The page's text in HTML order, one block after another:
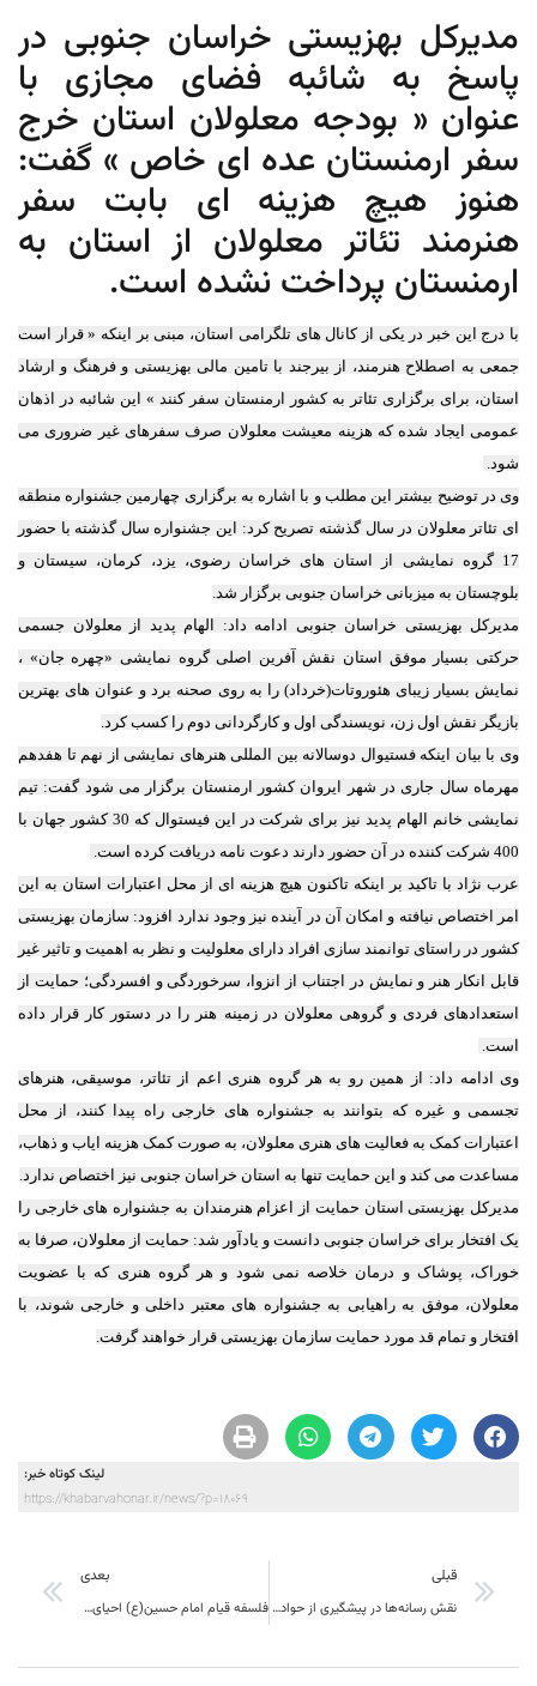
مدیرکل بهزیستی خراسان جنوبی در
پاسخ به شائبه فضای مجازی با
عنوان « بودجه معلولان استان خرج
سفر ارمنستان عده ای خاص » گفت:
هنوز هیچ هزینه ای بابت سفر
هنرمند تئاتر معلولان از استان به
ارمنستان پرداخت نشده است.
با درج این خبر در یکی از کانال های تلگرامی استان، مبنی بر اینکه « قرار است
جمعی به اصطلاح هنرمند، از بیرجند با تامین مالی بهزیستی و فرهنگ و ارشاد
استان، برای برگزاری تئاتر به کشور ارمنستان سفر کنند » این شائبه در اذهان
عمومی ایجاد شده که هزینه معیشت معلولان صرف سفرهای غیر ضروری می
شود.
وی در توضیح بیشتر این مطلب و با اشاره به برگزاری چهارمین جشنواره منطقه
ای تئاتر معلولان در سال گذشته تصریح کرد: این جشنواره سال گذشته با حضور
17 گروه نمایشی از استان های خراسان رضوی، یزد، کرمان، سیستان و
بلوچستان به میزبانی خراسان جنوبی برگزار شد.
مدیرکل بهزیستی خراسان جنوبی ادامه داد: الهام پدید از معلولان جسمی
حرکتی بسیار موفق استان نقش آفرین اصلی گروه نمایشی «چهره جان» ،
نمایش بسیار زیبای هئوروتات(خرداد) را به روی صحنه برد و عنوان های بهترین
بازیگر نقش اول زن، نویسندگی اول و کارگردانی دوم را کسب کرد.
وی با بیان اینکه فستیوال دوسالانه بین المللی هنرهای نمایشی از نهم تا هفدهم
مهرماه سال جاری در شهر ایروان کشور ارمنستان برگزار می شود گفت: تیم
نمایشی خانم الهام پدید نیز برای شرکت در این فیستوال که 30 کشور جهان با
400 شرکت کننده در آن حضور دارند دعوت نامه دریافت کرده است.
عرب نژاد با تاکید بر اینکه تاکنون هیچ هزینه ای از محل اعتبارات استان به این
امر اختصاص نیافته و امکان آن در آینده نیز وجود ندارد افزود: سازمان بهزیستی
کشور در راستای توانمند سازی افراد دارای معلولیت و نظر به اهمیت و تاثیر غیر
قابل انکار هنر و نمایش در اجتناب از انزوا، سرخوردگی و افسردگی؛ حمایت از
استعدادهای فردی و گروهی معلولان در زمینه هنر را در دستور کار قرار داده
است.
وی ادامه داد: از همین رو به هر گروه هنری اعم از تئاتر، موسیقی، هنرهای
تجسمی و غیره که بتوانند به جشنواره های خارجی راه پیدا کنند، از محل
اعتبارات کمک به فعالیت های هنری معلولان، به صورت کمک هزینه ایاب و ذهاب،
مساعدت می کند و این حمایت تنها به استان خراسان جنوبی نیز اختصاص ندارد.
مدیرکل بهزیستی استان حمایت از اعزام هنرمندان به جشنواره های خارجی را
یک افتخار برای خراسان جنوبی دانست و یادآور شد: حمایت از معلولان، صرفا به
خوراک، پوشاک و درمان خلاصه نمی شود و هر گروه هنری که با عضویت
معلولان، موفق به راهیابی به جشنواره های معتبر داخلی و خارجی شوند، با
افتخار و تمام قد مورد حمایت سازمان بهزیستی قرار خواهند گرفت.
لینک کوتاه خبر:
https://khabarvahonar.ir/news/?p=18069
قبلی
نقش رسانه‌ها در پیشگیری از حوادث و فرهنگ سازی انکارناپذیر است.
بعدی
فلسفه قیام امام حسین(ع) احیای امر به معروف و نهی از منکر و سازش نکردن با دشمن بود